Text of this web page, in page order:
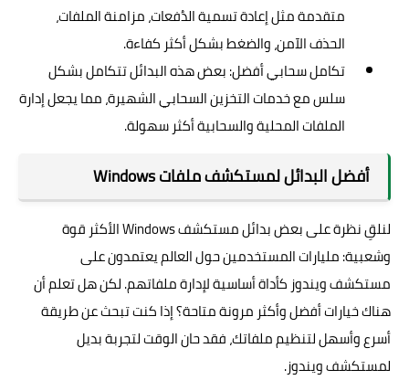
متقدمة مثل إعادة تسمية الدُفعات، مزامنة الملفات،
الحذف الآمن، والضغط بشكل أكثر كفاءة.
تكامل سحابي أفضل: بعض هذه البدائل تتكامل بشكل
سلس مع خدمات التخزين السحابي الشهيرة، مما يجعل إدارة
الملفات المحلية والسحابية أكثر سهولة.
أفضل البدائل لمستكشف ملفات Windows
لنلقِ نظرة على بعض بدائل مستكشف Windows الأكثر قوة
وشعبية: مليارات المستخدمين حول العالم يعتمدون على
مستكشف ويندوز كأداة أساسية لإدارة ملفاتهم. لكن هل تعلم أن
هناك خيارات أفضل وأكثر مرونة متاحة؟ إذا كنت تبحث عن طريقة
أسرع وأسهل لتنظيم ملفاتك، فقد حان الوقت لتجربة بديل
لمستكشف ويندوز.